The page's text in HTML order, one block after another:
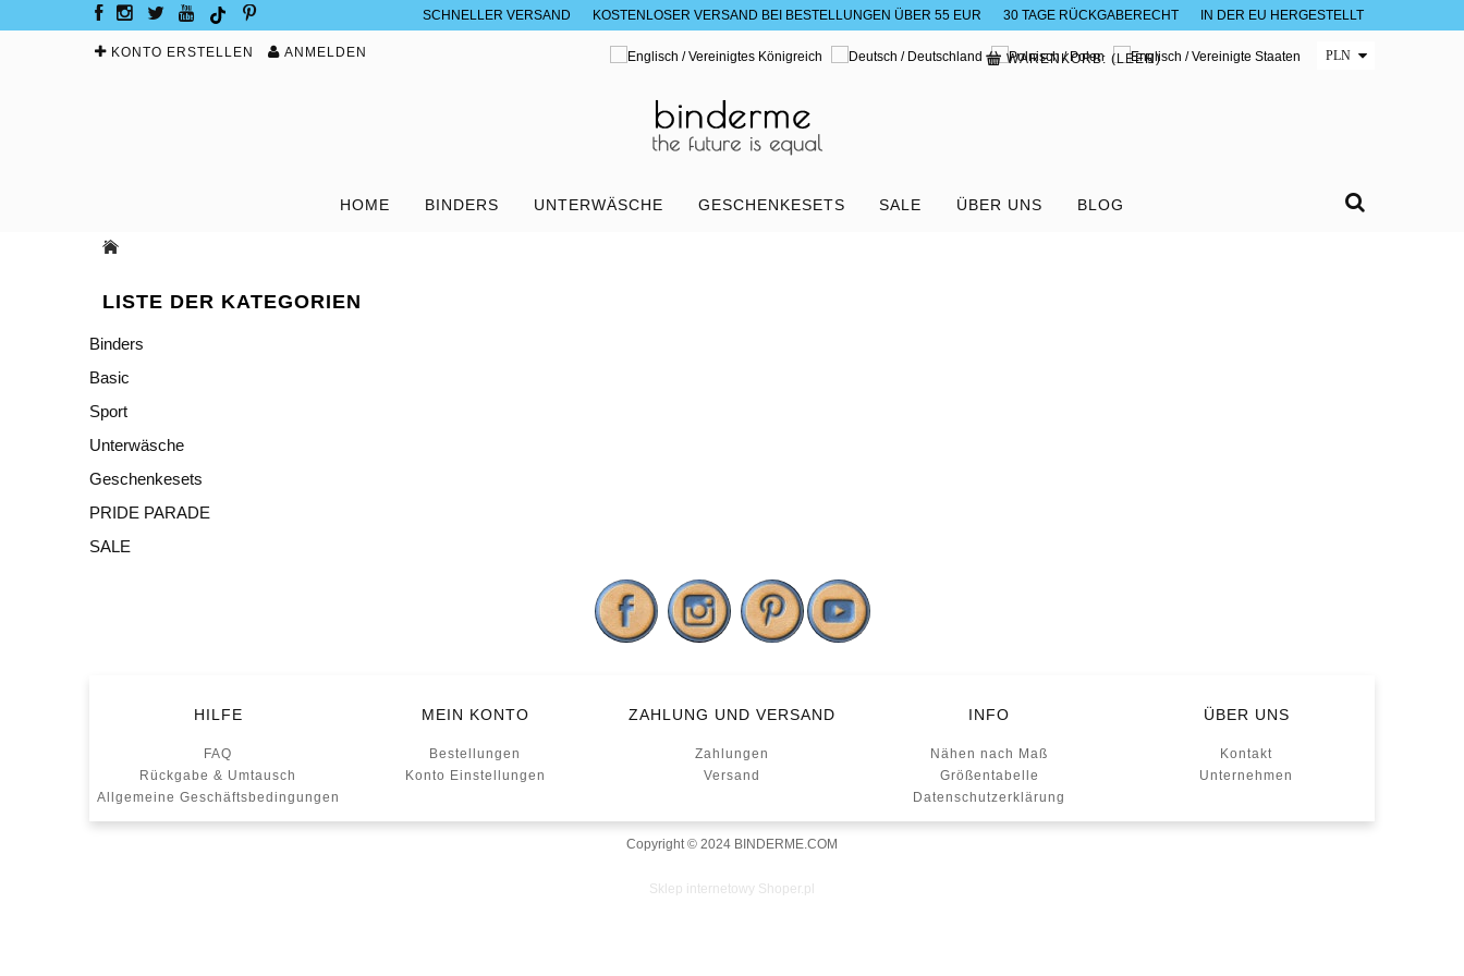
SCHNELLER VERSAND KOSTENLOSER VERSAND BEI BESTELLUNGEN ÜBER 55 EUR 30 TAGE RÜCKGABERECHT IN DER EU HERGESTELLT
KONTO ERSTELLEN ANMELDEN WARENKORB: (LEER)
HOME BINDERS UNTERWÄSCHE GESCHENKESETS SALE ÜBER UNS BLOG
LISTE DER KATEGORIEN
Binders
Basic
Sport
Unterwäsche
Geschenkesets
PRIDE PARADE
SALE
HILFE
FAQ
Rückgabe & Umtausch
Allgemeine Geschäftsbedingungen
MEIN KONTO
Bestellungen
Konto Einstellungen
ZAHLUNG UND VERSAND
Zahlungen
Versand
INFO
Nähen nach Maß
Größentabelle
Datenschutzerklärung
ÜBER UNS
Kontakt
Unternehmen
Copyright © 2024 BINDERME.COM
Sklep internetowy Shoper.pl